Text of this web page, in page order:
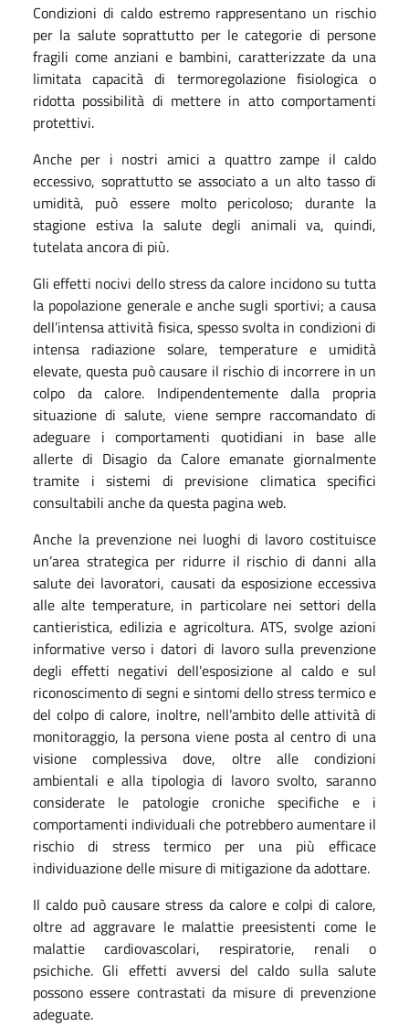
Condizioni di caldo estremo rappresentano un rischio
per la salute soprattutto per le categorie di persone
fragili come anziani e bambini, caratterizzate da una
limitata capacità di termoregolazione fisiologica o
ridotta possibilità di mettere in atto comportamenti
protettivi.
Anche per i nostri amici a quattro zampe il caldo
eccessivo, soprattutto se associato a un alto tasso di
umidità, può essere molto pericoloso; durante la
stagione estiva la salute degli animali va, quindi,
tutelata ancora di più.
Gli effetti nocivi dello stress da calore incidono su tutta
la popolazione generale e anche sugli sportivi; a causa
dell’intensa attività fisica, spesso svolta in condizioni di
intensa radiazione solare, temperature e umidità
elevate, questa può causare il rischio di incorrere in un
colpo da calore. Indipendentemente dalla propria
situazione di salute, viene sempre raccomandato di
adeguare i comportamenti quotidiani in base alle
allerte di Disagio da Calore emanate giornalmente
tramite i sistemi di previsione climatica specifici
consultabili anche da questa pagina web.
Anche la prevenzione nei luoghi di lavoro costituisce
un’area strategica per ridurre il rischio di danni alla
salute dei lavoratori, causati da esposizione eccessiva
alle alte temperature, in particolare nei settori della
cantieristica, edilizia e agricoltura. ATS, svolge azioni
informative verso i datori di lavoro sulla prevenzione
degli effetti negativi dell’esposizione al caldo e sul
riconoscimento di segni e sintomi dello stress termico e
del colpo di calore, inoltre, nell’ambito delle attività di
monitoraggio, la persona viene posta al centro di una
visione complessiva dove, oltre alle condizioni
ambientali e alla tipologia di lavoro svolto, saranno
considerate le patologie croniche specifiche e i
comportamenti individuali che potrebbero aumentare il
rischio di stress termico per una più efficace
individuazione delle misure di mitigazione da adottare.
Il caldo può causare stress da calore e colpi di calore,
oltre ad aggravare le malattie preesistenti come le
malattie cardiovascolari, respiratorie, renali o
psichiche. Gli effetti avversi del caldo sulla salute
possono essere contrastati da misure di prevenzione
adeguate.